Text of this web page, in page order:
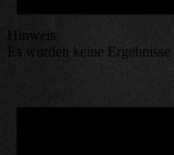
Hinweis
Es wurden keine